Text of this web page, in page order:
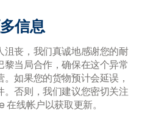
信息
丧，我们真诚地感谢您的耐
当局合作，确保在这个异常
如果您的货物预计会延误，
否则，我们建议您密切关注
线帐户以获取更新。